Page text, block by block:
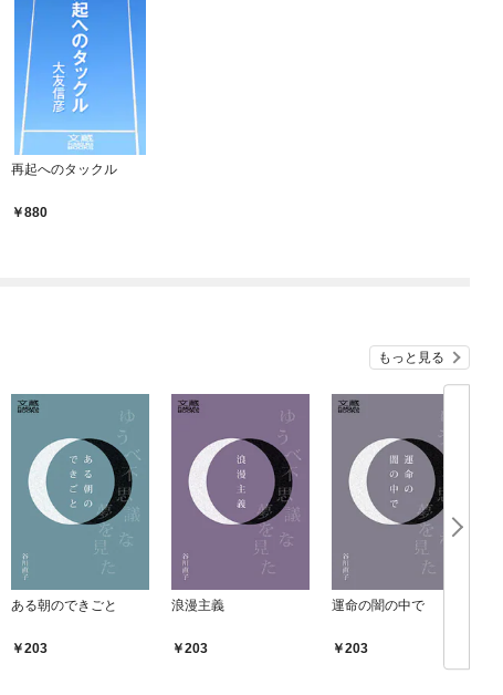
再起へのタックル
880
もっと見る
ある朝のできごと
203
浪漫主義
203
運命の闇の中で
203